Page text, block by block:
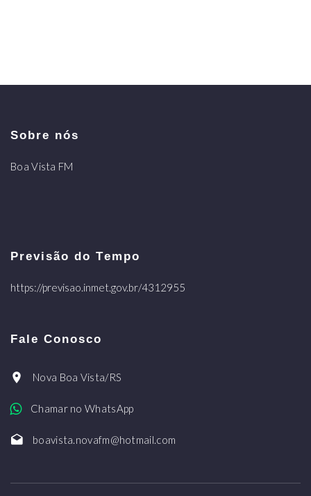
Sobre nós
Boa Vista FM
Previsão do Tempo
https://previsao.inmet.gov.br/4312955
Fale Conosco
Nova Boa Vista/RS
Chamar no WhatsApp
boavista.novafm@hotmail.com